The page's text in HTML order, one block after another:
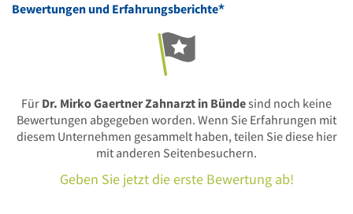
Bewertungen und Erfahrungsberichte*
Für Dr. Mirko Gaertner Zahnarzt in Bündesind noch keine
Bewertungen abgegeben worden. Wenn Sie Erfahrungen mit
diesem Unternehmen gesammelt haben, teilen Sie diese hier
mit anderen Seitenbesuchern.
Geben Sie jetzt die erste Bewertung ab!